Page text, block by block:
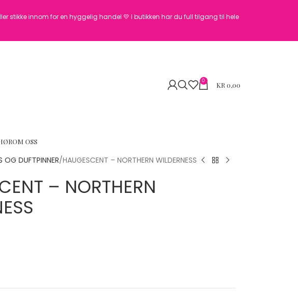
stikke innom for en hyggelig handel 💛 I butikken har du full tilgang til hele
0 KR 0,00
OM OSS
OG DUFTPINNER HAUGESCENT – NORTHERN WILDERNESS
– NORTHERN